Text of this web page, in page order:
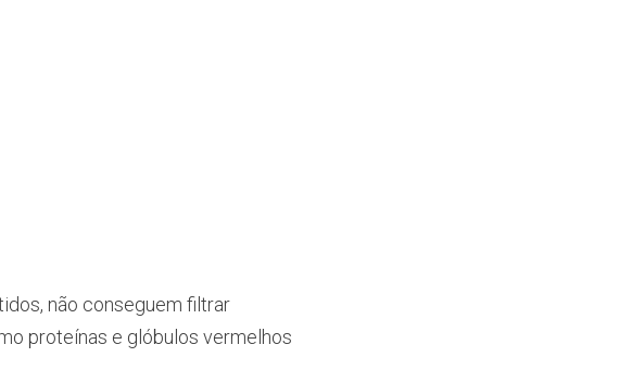
não conseguem filtrar
proteínas e glóbulos vermelhos